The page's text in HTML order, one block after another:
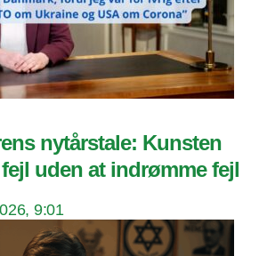
nytårstale: Kunsten
uden at indrømme fejl
9:01